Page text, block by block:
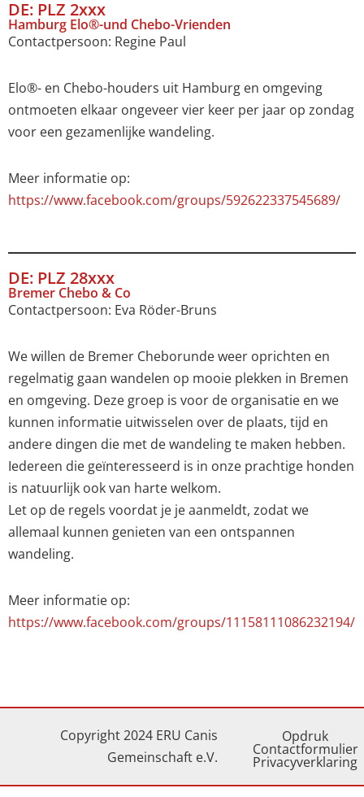
DE: PLZ 2xxx
Hamburg Elo®-und Chebo-Vrienden
Contactpersoon: Regine Paul
Elo®- en Chebo-houders uit Hamburg en omgeving
ontmoeten elkaar ongeveer vier keer per jaar op zondag
voor een gezamenlijke wandeling.
Meer informatie op:
https://www.facebook.com/groups/592622337545689/
DE: PLZ 28xxx
Bremer Chebo & Co
Contactpersoon: Eva Röder-Bruns
We willen de Bremer Cheborunde weer oprichten en
regelmatig gaan wandelen op mooie plekken in Bremen
en omgeving. Deze groep is voor de organisatie en we
kunnen informatie uitwisselen over de plaats, tijd en
andere dingen die met de wandeling te maken hebben.
Iedereen die geïnteresseerd is in onze prachtige honden
is natuurlijk ook van harte welkom.
Let op de regels voordat je je aanmeldt, zodat we
allemaal kunnen genieten van een ontspannen
wandeling.
Meer informatie op:
https://www.facebook.com/groups/11158111086232194/
Copyright 2024 ERU Canis
Gemeinschaft e.V.
Opdruk
Contactformulier
Privacyverklaring